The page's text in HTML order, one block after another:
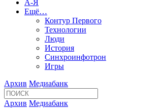
А-Я
Ещё…
Контур Первого
Технологии
Люди
История
Синхроинфотрон
Игры
Архив Медиабанк
Архив Медиабанк